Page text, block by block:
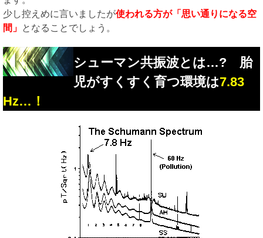
少し控えめに言いましたが使われる方が「思い通りになる空
間」 となることでしょう。
シューマン共振波とは…? 胎
児がすくすく育つ環境は7.83
Hz…！